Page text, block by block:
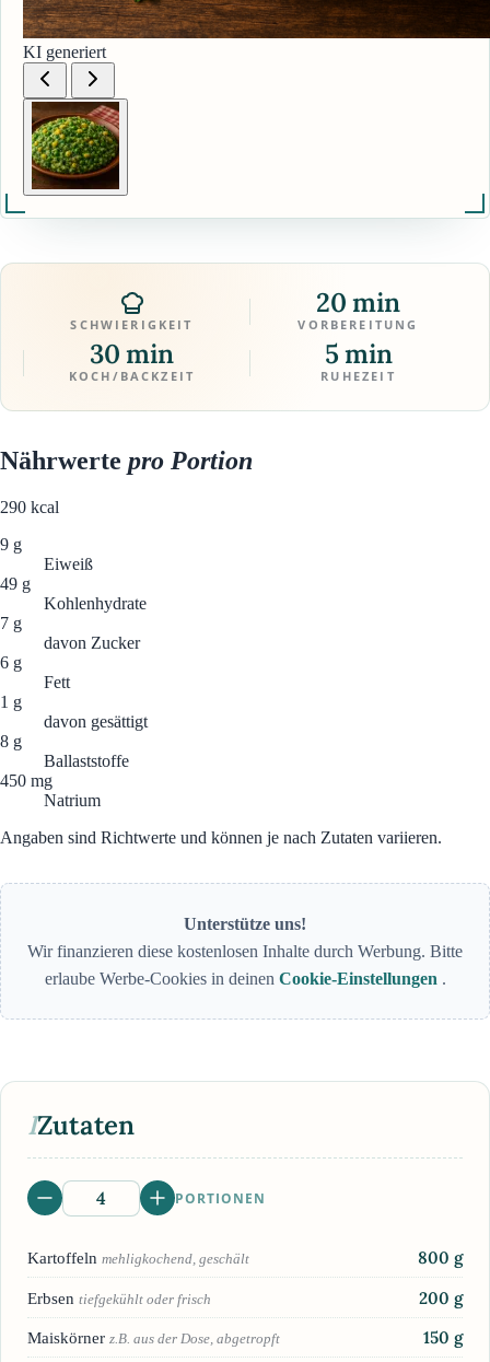
KI generiert
SCHWIERIGKEIT
20 min
VORBEREITUNG
30 min
KOCH/BACKZEIT
5 min
RUHEZEIT
Nährwerte pro Portion
290 kcal
9 g
Eiweiß
49 g
Kohlenhydrate
7 g
davon Zucker
6 g
Fett
1 g
davon gesättigt
8 g
Ballaststoffe
450 mg
Natrium
Angaben sind Richtwerte und können je nach Zutaten variieren.
Unterstütze uns!
Wir finanzieren diese kostenlosen Inhalte durch Werbung. Bitte
erlaube Werbe-Cookies in deinen Cookie-Einstellungen .
IZutaten
PORTIONEN
Kartoffeln mehligkochend, geschält 800 g
Erbsen tiefgekühlt oder frisch 200 g
Maiskörner z.B. aus der Dose, abgetropft 150 g